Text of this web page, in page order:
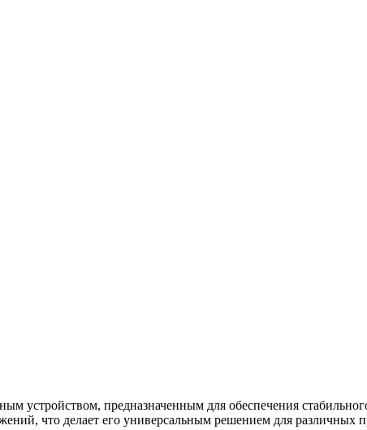
устройством, предназначенным для обеспечения
что делает его универсальным решением для различных